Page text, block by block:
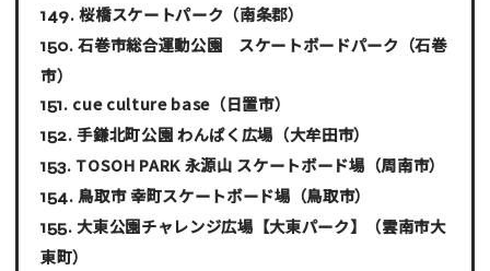
桜橋スケートパーク （南条郡）
石巻市総合運動公園 スケートボードパーク （石巻
市）
cue culture base （日置市）
手鎌北町公園 わんぱく広場 （大牟田市）
TOSOH PARK 永源山 スケートボード場 （周南市）
鳥取市 幸町スケートボード場 （鳥取市）
大東公園チャレンジ広場【大東パーク】
（雲南市大
東町）